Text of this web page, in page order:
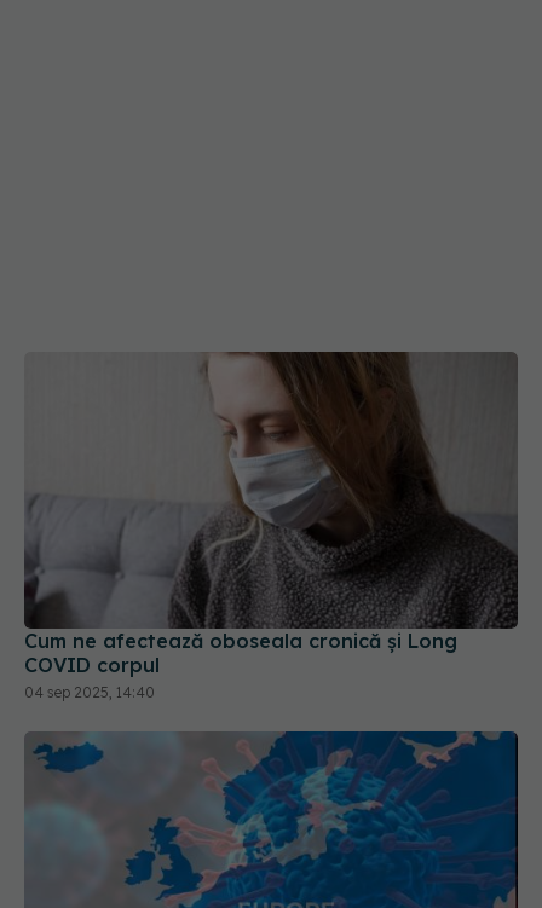
Cum ne afectează oboseala cronică și Long
COVID corpul
04 sep 2025, 14:40